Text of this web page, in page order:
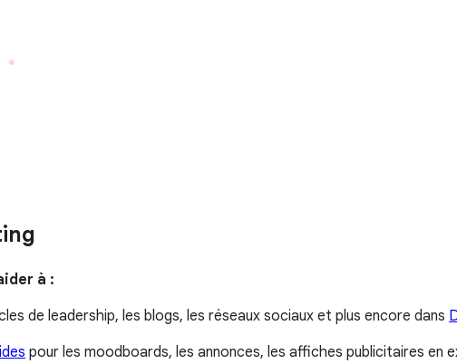
à :
de leadership, les blogs, les réseaux sociaux et plus encore dans
pour les moodboards, les annonces, les affiches publicitaires en